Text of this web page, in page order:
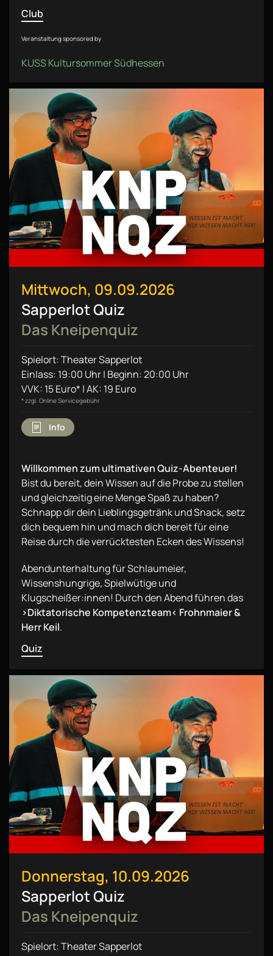
Club
Veranstaltung sponsored by
KUSS Kultursommer Südhessen
Mittwoch, 09.09.2026
Sapperlot Quiz
Das Kneipenquiz
Spielort: Theater Sapperlot
Einlass: 19:00 Uhr | Beginn: 20:00 Uhr
VVK: 15 Euro* | AK: 19 Euro
* zzgl. Online Servicegebühr
Info
Willkommen zum ultimativen Quiz-Abenteuer!
Bist du bereit, dein Wissen auf die Probe zu stellen
und gleichzeitig eine Menge Spaß zu haben?
Schnapp dir dein Lieblingsgetränk und Snack, setz
dich bequem hin und mach dich bereit für eine
Reise durch die verrücktesten Ecken des Wissens!
Abendunterhaltung für Schlaumeier,
Wissenshungrige, Spielwütige und
Klugscheißer:innen! Durch den Abend führen das
›Diktatorische Kompetenzteam‹ Frohnmaier &
Herr Keil.
Quiz
Donnerstag, 10.09.2026
Sapperlot Quiz
Das Kneipenquiz
Spielort: Theater Sapperlot